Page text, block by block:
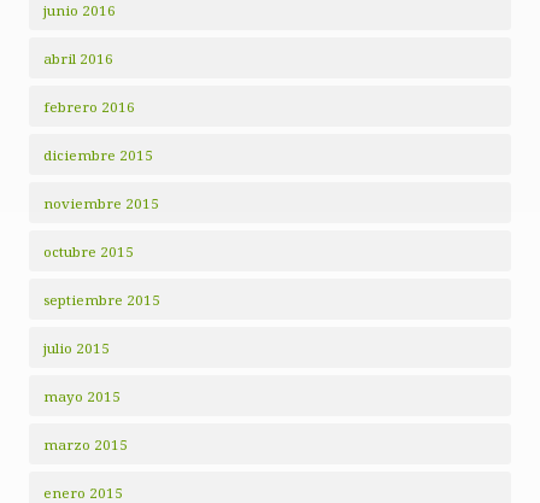
junio 2016
abril 2016
febrero 2016
diciembre 2015
noviembre 2015
octubre 2015
septiembre 2015
julio 2015
mayo 2015
marzo 2015
enero 2015